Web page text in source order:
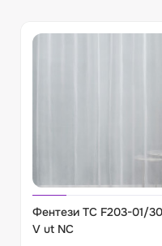
Фентези TC F203-01/
V ut NC